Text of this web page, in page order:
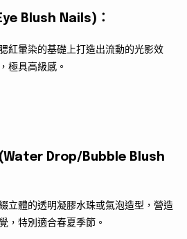
Blush Nails) ：
紅暈染的基礎上打造出流動的光影效
極具高級感。
(Water Drop/Bubble Blush
立體的透明凝膠水珠或氣泡造型，營造
，特別適合春夏季節。